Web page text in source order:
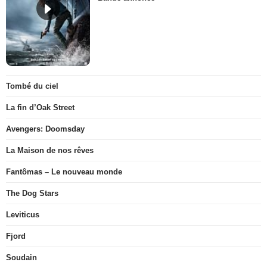
Tombé du ciel
La fin d’Oak Street
Avengers: Doomsday
La Maison de nos rêves
Fantômas – Le nouveau monde
The Dog Stars
Leviticus
Fjord
Soudain